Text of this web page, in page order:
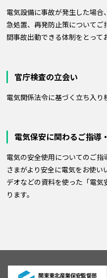
電気設備に事故が発生した場
急処置、再発防止策について
間事故出動できる体制をとって
官庁検査の立会い
電気関係法令に基づく立ち入り
電気保安に関わるご指導
電気の安全使用についてのご
さまがより安全に電気をお使
デオなどの資料を使った「電
ります。